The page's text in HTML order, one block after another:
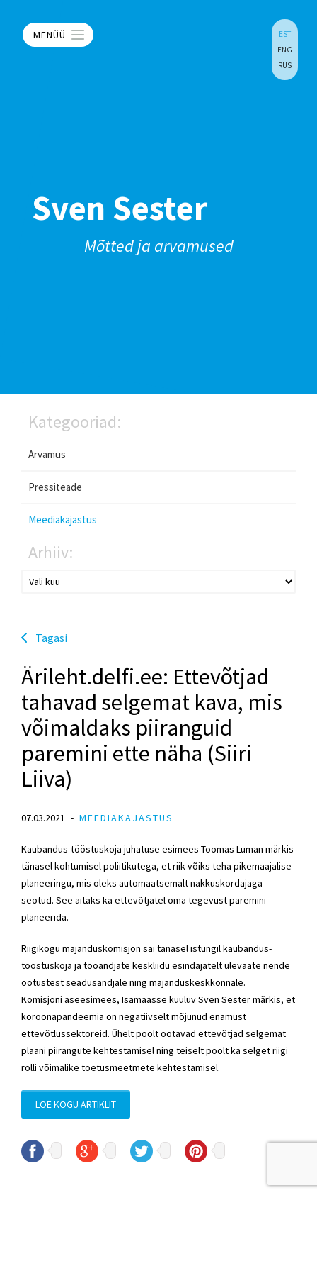
MENÜÜ
EST
ENG
RUS
Sven Sester
Mõtted ja arvamused
Kategooriad:
Arvamus
Pressiteade
Meediakajastus
Arhiiv:
Tagasi
Ärileht.delfi.ee: Ettevõtjad
tahavad selgemat kava, mis
võimaldaks piiranguid
paremini ette näha (Siiri
Liiva)
07.03.2021 MEEDIAKAJASTUS
Kaubandus-tööstuskoja juhatuse esimees Toomas Luman märkis
tänasel kohtumisel poliitikutega, et riik võiks teha pikemaajalise
planeeringu, mis oleks automaatsemalt nakkuskordajaga
seotud. See aitaks ka ettevõtjatel oma tegevust paremini
planeerida.
Riigikogu majanduskomisjon sai tänasel istungil kaubandus-
tööstuskoja ja tööandjate keskliidu esindajatelt ülevaate nende
ootustest seadusandjale ning majanduskeskkonnale.
Komisjoni aseesimees, Isamaasse kuuluv Sven Sester märkis, et
koroonapandeemia on negatiivselt mõjunud enamust
ettevõtlussektoreid. Ühelt poolt ootavad ettevõtjad selgemat
plaani piirangute kehtestamisel ning teiselt poolt ka selget riigi
rolli võimalike toetusmeetmete kehtestamisel.
LOE KOGU ARTIKLIT